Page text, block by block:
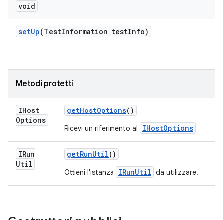
void
setUp(TestInformation testInfo)
Metodi protetti
IHost
Options
getHostOptions()
Ricevi un riferimento al IHostOptions
IRun
Util
getRunUtil()
Ottieni l'istanza IRunUtil da utilizzare.